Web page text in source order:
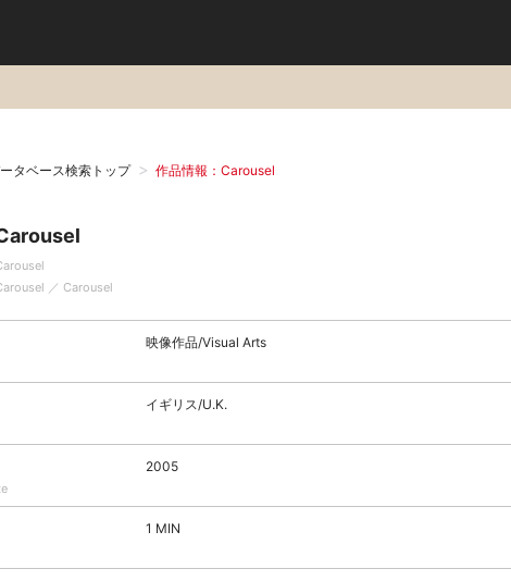
タベース検索トップ 作品情報：Carousel
／ Carousel
映像作品/Visual Arts
イギリス/U.K.
2005
1 MIN